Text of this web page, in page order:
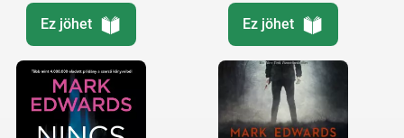
Ez jöhet Ez jöhet